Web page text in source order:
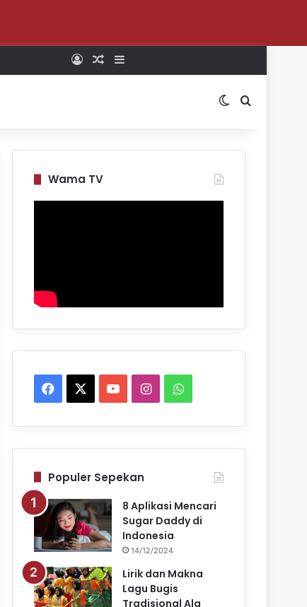
Log InRandom Article
Sidebar
Switch skin
Search for
Wama TV
Facebook YouTubeInstagramWhatsApp
Populer Sepekan
8 Aplikasi Mencari
Sugar Daddy di
Indonesia
14/12/2024
Lirik dan Makna
Lagu Bugis
Tradisional Ala